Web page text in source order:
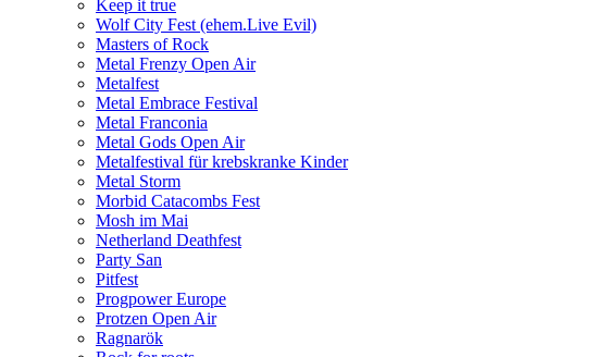
Keep it true
Wolf City Fest (ehem.Live Evil)
Masters of Rock
Metal Frenzy Open Air
Metalfest
Metal Embrace Festival
Metal Franconia
Metal Gods Open Air
Metalfestival für krebskranke Kinder
Metal Storm
Morbid Catacombs Fest
Mosh im Mai
Netherland Deathfest
Party San
Pitfest
Progpower Europe
Protzen Open Air
Ragnarök